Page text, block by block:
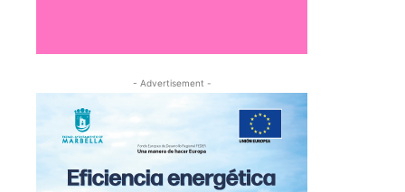
- Advertisement -